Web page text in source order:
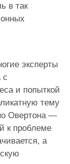
в так
эксперты
с
и попыткой
тему
Овертона —
к проблеме
а